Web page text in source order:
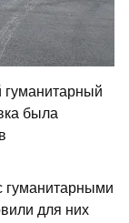
гуманитарный
была
гуманитарными
для них